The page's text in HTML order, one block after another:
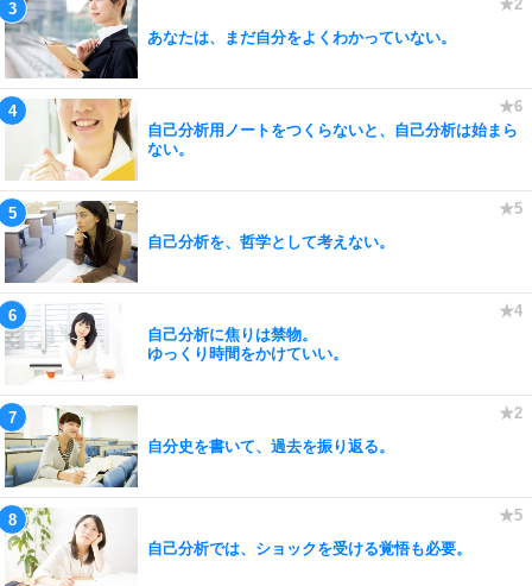
あなたは、まだ自分をよくわかっていない。
自己分析用ノートをつくらないと、自己分析は始まら
ない。
自己分析を、哲学として考えない。
自己分析に焦りは禁物。
ゆっくり時間をかけていい。
自分史を書いて、過去を振り返る。
自己分析では、ショックを受ける覚悟も必要。